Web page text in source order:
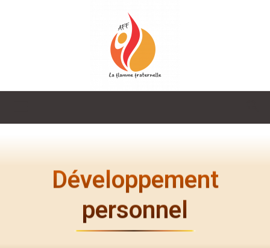
Développement
personnel